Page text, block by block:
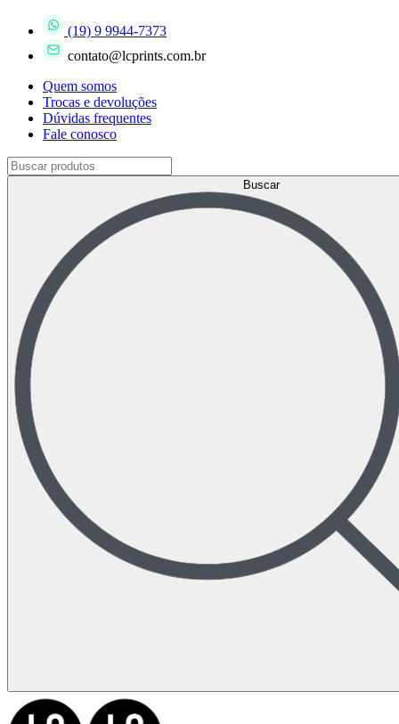
(19) 9 9944-7373
contato@lcprints.com.br
Quem somos
Trocas e devoluções
Dúvidas frequentes
Fale conosco
Buscar